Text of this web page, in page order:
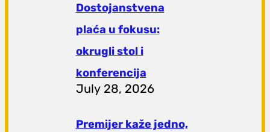
Dostojanstvena
plaća u fokusu:
okrugli stol i
konferencija
July 28, 2026
Premijer kaže jedno,